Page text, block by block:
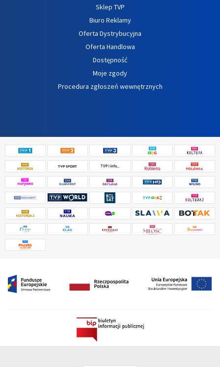
Sklep TVP
Biuro Reklamy
Oferta Dystrybucyjna
Oferta Handlowa
Dostępność
Moje zgody
Procedura zgłoszeń wewnętrznych